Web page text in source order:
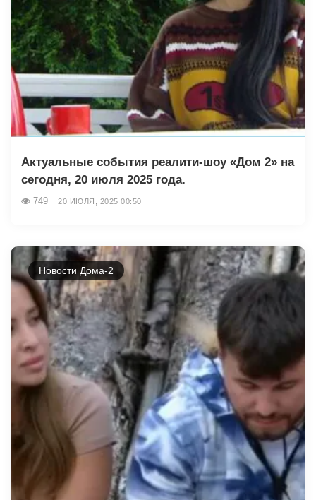
Актуальные события реалити-шоу «Дом 2» на
сегодня, 20 июля 2025 года.
749 20 ИЮЛЯ, 2025 00:50
Новости Дома-2